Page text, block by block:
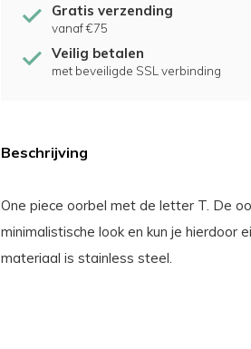
Gratis verzending
vanaf €75
Veilig betalen
met beveiligde SSL verbinding
Beschrijving
One piece oorbel met de letter T. De
minimalistische look en kun je hierdoor
materiaal is stainless steel.